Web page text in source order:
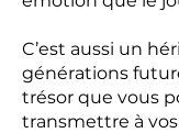
C’est aussi un
générations
trésor que vous
transmettre à